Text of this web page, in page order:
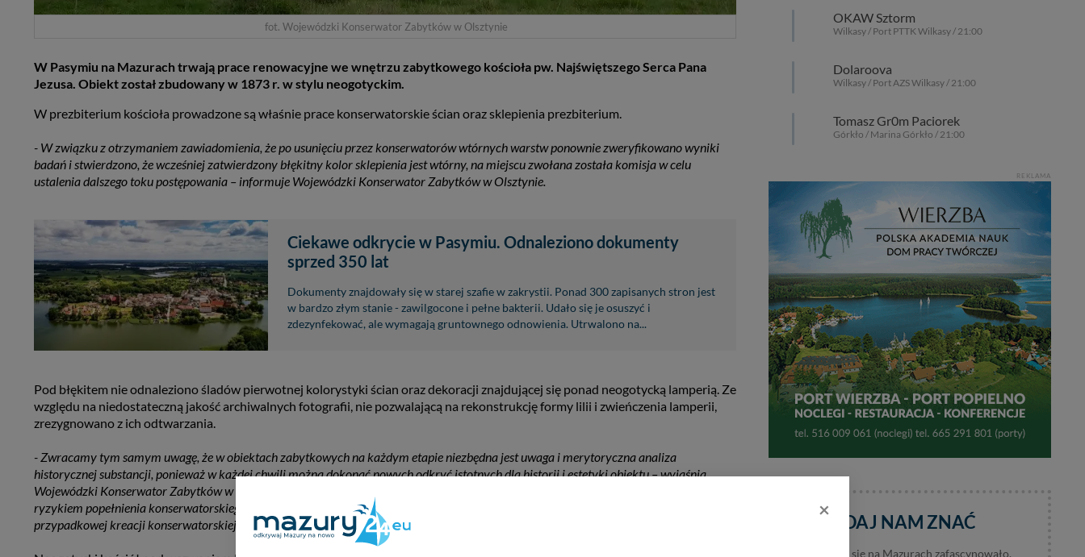
fot. Wojewódzki Konserwator Zabytków w Olsztynie
W Pasymiu na Mazurach trwają prace renowacyjne we wnętrzu zabytkowego kościoła pw. Najświętszego Serca Pana
Jezusa. Obiekt został zbudowany w 1873 r. w stylu neogotyckim.
W prezbiterium kościoła prowadzone są właśnie prace konserwatorskie ścian oraz sklepienia prezbiterium.
- W związku z otrzymaniem zawiadomienia, że po usunięciu przez konserwatorów wtórnych warstw ponownie zweryfikowano wyniki
badań i stwierdzono, że wcześniej zatwierdzony błękitny kolor sklepienia jest wtórny, na miejscu zwołana została komisja w celu
ustalenia dalszego toku postępowania – informuje Wojewódzki Konserwator Zabytków w Olsztynie.
Ciekawe odkrycie w Pasymiu. Odnaleziono dokumenty
sprzed 350 lat
Dokumenty znajdowały się w starej szafie w zakrystii. Ponad 300 zapisanych stron jest
w bardzo złym stanie - zawilgocone i pełne bakterii. Udało się je osuszyć i
zdezynfekować, ale wymagają gruntownego odnowienia. Utrwalono na...
Pod błękitem nie odnaleziono śladów pierwotnej kolorystyki ścian oraz dekoracji znajdującej się ponad neogotycką lamperią. Ze
względu na niedostateczną jakość archiwalnych fotografii, nie pozwalającą na rekonstrukcję formy lilii i zwieńczenia lamperii,
zrezygnowano z ich odtwarzania.
- Zwracamy tym samym uwagę, że w obiektach zabytkowych na każdym etapie niezbędna jest uwaga i merytoryczna analiza
historycznej substancji, ponieważ w każdej chwili można dokonać nowych odkryć istotnych dla historii i estetyki obiektu – wyjaśnia
Wojewódzki Konserwator Zabytków w Olsztynie. - Ślepe realizowanie prac wg. wcześniej opracowanego programu obarczone jest dużym
ryzykiem popełnienia konserwatorskiego błędu, zniszczenia elementów wcześniej niedostępnych lub niewidocznych i stworzenia
przypadkowej kreacji konserwatorskiej deformującej wygląd zabytku.
OKAW Sztorm
Wilkasy / Port PTTK Wilkasy / 21:00
Dolaroova
Wilkasy / Port AZS Wilkasy / 21:00
Tomasz Gr0m Paciorek
Górkło / Marina Górkło / 21:00
REKLAMA
DAJ NAM ZNAĆ
Jeśli coś się na Mazurach zafascynowało,
×